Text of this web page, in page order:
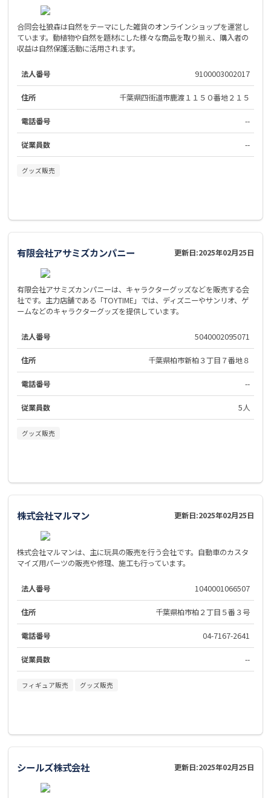
合同会社狼森は自然をテーマにした雑貨のオンラインショップを運営し
ています。動植物や自然を題材にした様々な商品を取り揃え、購入者の
収益は自然保護活動に活用されます。
法人番号 9100003002017
住所 千葉県四街道市鹿渡１１５０番地２１５
電話番号 --
従業員数 --
グッズ販売
有限会社アサミズカンパニー 更新日:2025年02月25日
有限会社アサミズカンパニーは、キャラクターグッズなどを販売する会
社です。主力店舗である「TOYTIME」では、ディズニーやサンリオ、ゲ
ームなどのキャラクターグッズを提供しています。
法人番号 5040002095071
住所 千葉県柏市新柏３丁目７番地８
電話番号 --
従業員数 5人
グッズ販売
株式会社マルマン 更新日:2025年02月25日
株式会社マルマンは、主に玩具の販売を行う会社です。自動車のカスタ
マイズ用パーツの販売や修理、施工も行っています。
法人番号 1040001066507
住所 千葉県柏市柏２丁目５番３号
電話番号 04-7167-2641
従業員数 --
フィギュア販売 グッズ販売
シールズ株式会社 更新日:2025年02月25日